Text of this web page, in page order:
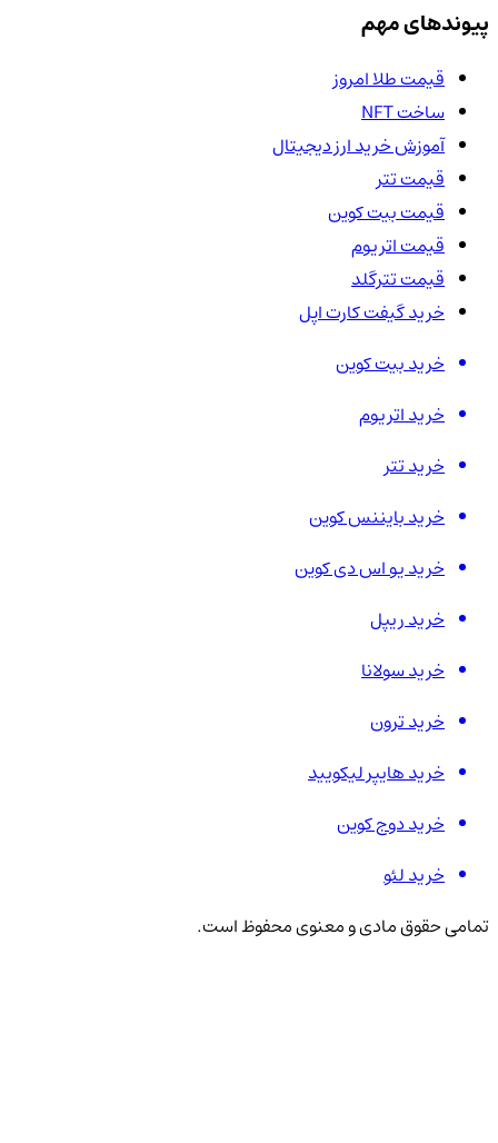
پیوندهای مهم
قیمت طلا امروز
ساخت NFT
آموزش خرید ارز دیجیتال
قیمت تتر
قیمت بیت کوین
قیمت اتریوم
قیمت تترگلد
خرید گیفت کارت اپل
خرید بیت کوین
خرید اتریوم
خرید تتر
خرید بایننس کوین
خرید یو اس دی کوین
خرید ریپل
خرید سولانا
خرید ترون
خرید هایپر لیکویید
خرید دوج کوین
خرید لئو
تمامی حقوق مادی و معنوی محفوظ است.